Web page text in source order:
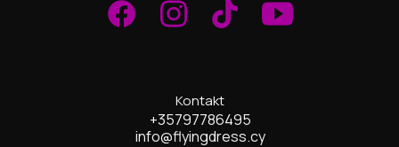
Kontakt
+35797786495
info@flyingdress.cy